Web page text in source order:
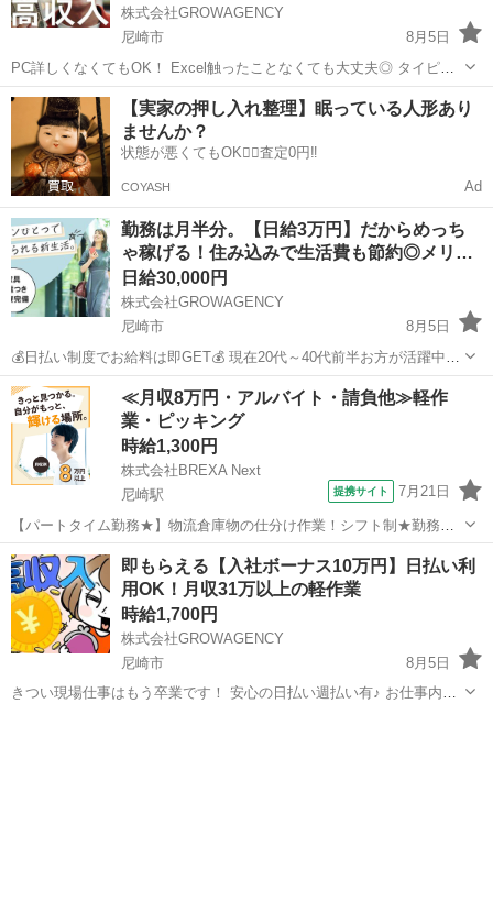
株式会社GROWAGENCY
尼崎市
8月5日
PC詳しくなくてもOK！ Excel触ったことなくても大丈夫◎ タイピン
グも、 ゆっくり慣れていければ問題ありません！ 経験や得意なことに
合わせて、 少しずつお仕事をお願いしていくので、 オフィスワーク
未...
兵庫 尼崎市 一般事務 スタッフ
【実家の押し入れ整理】眠っている人形あり
ませんか？
状態が悪くてもOK🙆‍♀️査定0円‼️
COYASH Ad
勤務は月半分。【日給3万円】だからめっち
ゃ稼げる！住み込みで生活費も節約◎メリ…
日給30,000円
株式会社GROWAGENCY
尼崎市
8月5日
💰日払い制度でお給料は即GET💰 現在20代～40代前半お方が活躍中で
す！ 【お仕事内容】 客室清掃スタッフ：ホテルでのお客様が退出され
たお部屋を清掃するお仕事です！ 全体的に特別なスキルは必要ありま
せん！未経...
兵庫 尼崎市 ホテル 住み込み
≪月収8万円・アルバイト・請負他≫軽作
業・ピッキング
時給1,300円
株式会社BREXA Next
尼崎駅
提携サイト 7月21日
【パートタイム勤務★】物流倉庫物の仕分け作業！シフト制★勤務時
間など柔軟に対応できます◎20～40代の男女活躍中！正社員登用あ
り！残業少なめ！《兵庫県尼崎市》 人気の工場のお仕事 ◇物流倉庫物
の仕分け作業◇ ・物流倉庫に...
兵庫 尼崎市 尼崎駅 その他
即もらえる【入社ボーナス10万円】日払い利
用OK！月収31万以上の軽作業
時給1,700円
株式会社GROWAGENCY
尼崎市
8月5日
きつい現場仕事はもう卒業です！ 安心の日払い週払い有♪ お仕事内容